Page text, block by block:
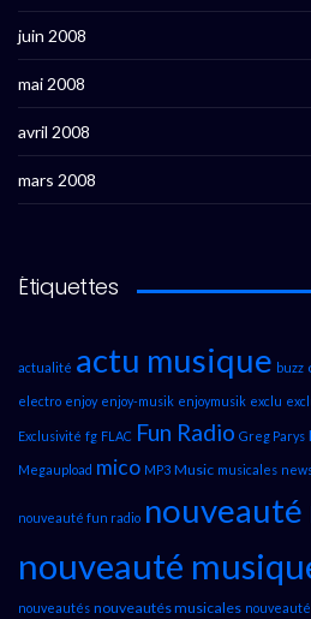
juin 2008
mai 2008
avril 2008
mars 2008
Étiquettes
actualité actu musique buzz
electro enjoy enjoy-musik enjoymusik exclu
Exclusivité fg FLAC Fun Radio Greg Parys
Megaupload mico MP3 Music musicales
nouveauté fun radio nouveauté
nouveauté
nouveautés nouveautés musicales